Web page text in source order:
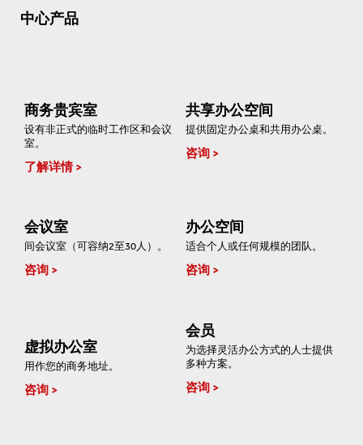
中心产品
商务贵宾室
设有非正式的临时工作区和会议
室。
了解详情
共享办公空间
提供固定办公桌和共用办公桌。
咨询
会议室
间会议室（可容纳2至30人）。
咨询
办公空间
适合个人或任何规模的团队。
咨询
虚拟办公室
用作您的商务地址。
咨询
会员
为选择灵活办公方式的人士提供
多种方案。
咨询